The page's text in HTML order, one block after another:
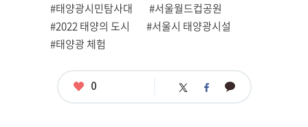
#태양광시민탐사대
#서울월드컵공원
#2022 태양의 도시
#서울시 태양광시설
#태양광 체험
좋
0 트 페 카